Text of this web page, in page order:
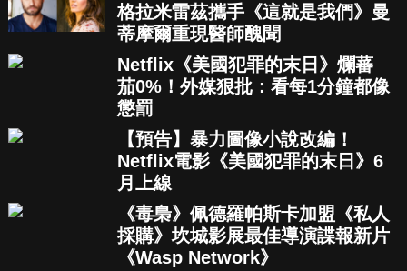
格拉米雷茲攜手《這就是我們》曼
蒂摩爾重現醫師醜聞
Netflix《美國犯罪的末日》爛蕃
茄0%！外媒狠批：看每1分鐘都像
懲罰
【預告】暴力圖像小說改編！
Netflix電影《美國犯罪的末日》6
月上線
《毒梟》佩德羅帕斯卡加盟《私人
採購》坎城影展最佳導演諜報新片
《Wasp Network》